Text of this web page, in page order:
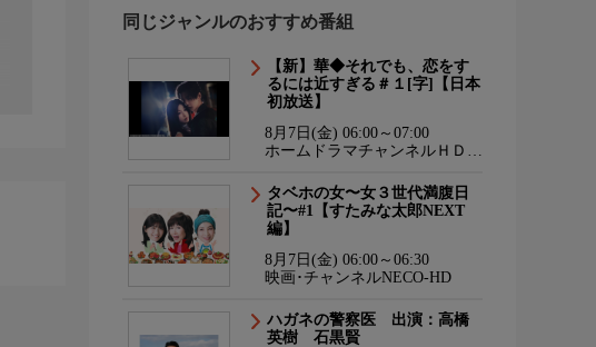
同じジャンルのおすすめ番組
【新】華◆それでも、恋をす
るには近すぎる＃１[字]【日本
初放送】
8月7日(金) 06:00～07:00
ホームドラマチャンネルＨＤ
タベホの女〜女３世代満腹日
記〜#1【すたみな太郎NEXT
編】
8月7日(金) 06:00～06:30
映画･チャンネルNECO-HD
ハガネの警察医 出演：高橋
英樹 石黒賢